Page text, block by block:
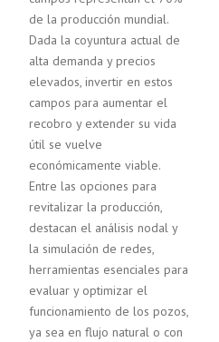
de la producción mundial.
Dada la coyuntura actual de
alta demanda y precios
elevados, invertir en estos
campos para aumentar el
recobro y extender su vida
útil se vuelve
económicamente viable.
Entre las opciones para
revitalizar la producción,
destacan el análisis nodal y
la simulación de redes,
herramientas esenciales para
evaluar y optimizar el
funcionamiento de los pozos,
ya sea en flujo natural o con